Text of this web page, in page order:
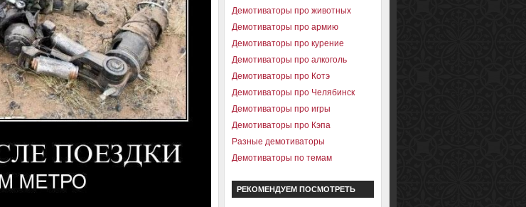
Демотиваторы про животных
Демотиваторы про армию
Демотиваторы про курение
Демотиваторы про алкоголь
Демотиваторы про Котэ
Демотиваторы про Челябинск
Демотиваторы про игры
Демотиваторы про Кэпа
Разные демотиваторы
Демотиваторы по темам
РЕКОМЕНДУЕМ ПОСМОТРЕТЬ